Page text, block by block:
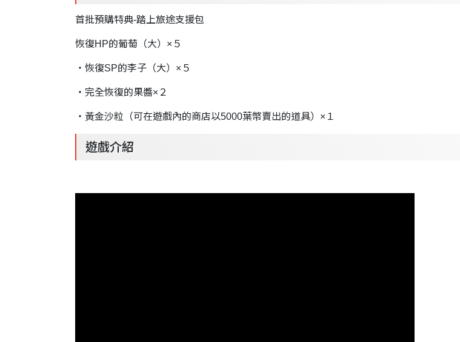
首批預購特典-踏上旅途支援包
恢復HP的葡萄（大）×５
・恢復SP的李子（大）×５
・完全恢復的果醬×２
・黃金沙粒（可在遊戲內的商店以5000葉幣賣出的道具）×１
遊戲介紹